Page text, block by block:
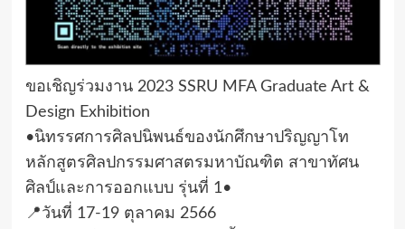
ขอเชิญร่วมงาน 2023 SSRU MFA Graduate Art &
Design Exhibition
•นิทรรศการศิลปนิพนธ์ของนักศึกษาปริญญาโท
หลักสูตรศิลปกรรมศาสตรมหาบัณฑิต สาขาทัศน
ศิลป์และการออกแบบ รุ่นที่ 1•
📍วันที่ 17-19 ตุลาคม 2566